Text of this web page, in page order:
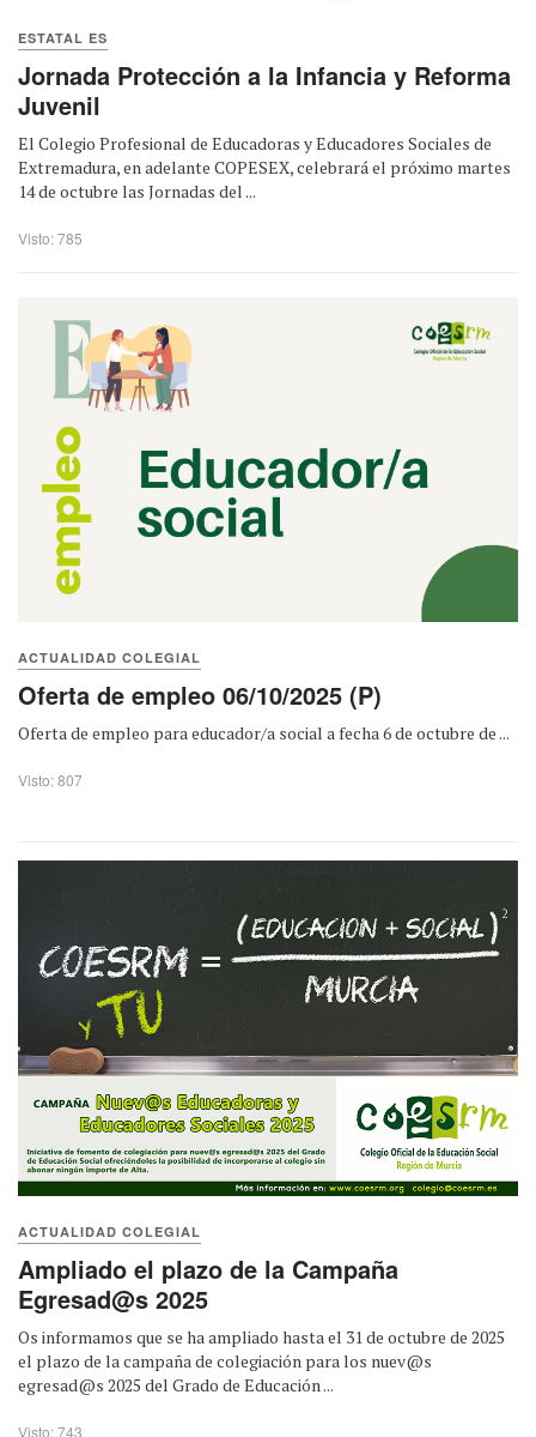
ESTATAL ES
Jornada Protección a la Infancia y Reforma
Juvenil
El Colegio Profesional de Educadoras y Educadores Sociales de
Extremadura, en adelante COPESEX, celebrará el próximo martes
14 de octubre las Jornadas del ...
Visto: 785
ACTUALIDAD COLEGIAL
Oferta de empleo 06/10/2025 (P)
Oferta de empleo para educador/a social a fecha 6 de octubre de ...
Visto: 807
ACTUALIDAD COLEGIAL
Ampliado el plazo de la Campaña
Egresad@s 2025
Os informamos que se ha ampliado hasta el 31 de octubre de 2025
el plazo de la campaña de colegiación para los nuev@s
egresad@s 2025 del Grado de Educación ...
Visto: 743